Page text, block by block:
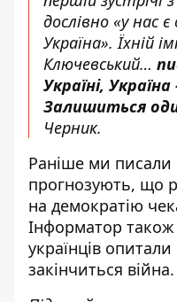
дослівно «у нас
Україна». Їхній
Ключевський…
Україні,
Залишиться
Черник.
Раніше ми
прогнозують, що
на демократію
Інформатор
українців
закінчиться війна.